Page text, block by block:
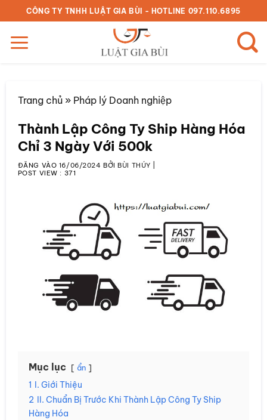
qua
nội
dung
CÔNG TY TNHH LUẬT GIA BÙI - HOTLINE 097.110.6895
Trang chủ» Pháp lý Doanh nghiệp
Thành Lập Công Ty Ship Hàng Hóa
Chỉ 3 Ngày Với 500k
ĐĂNG VÀO 16/06/2024 BỞIBÙI THÚY
POST VIEW : 371
Mục lục ẩn
1
I. Giới Thiệu
2
II. Chuẩn Bị Trước Khi Thành Lập Công Ty Ship
Hàng Hóa